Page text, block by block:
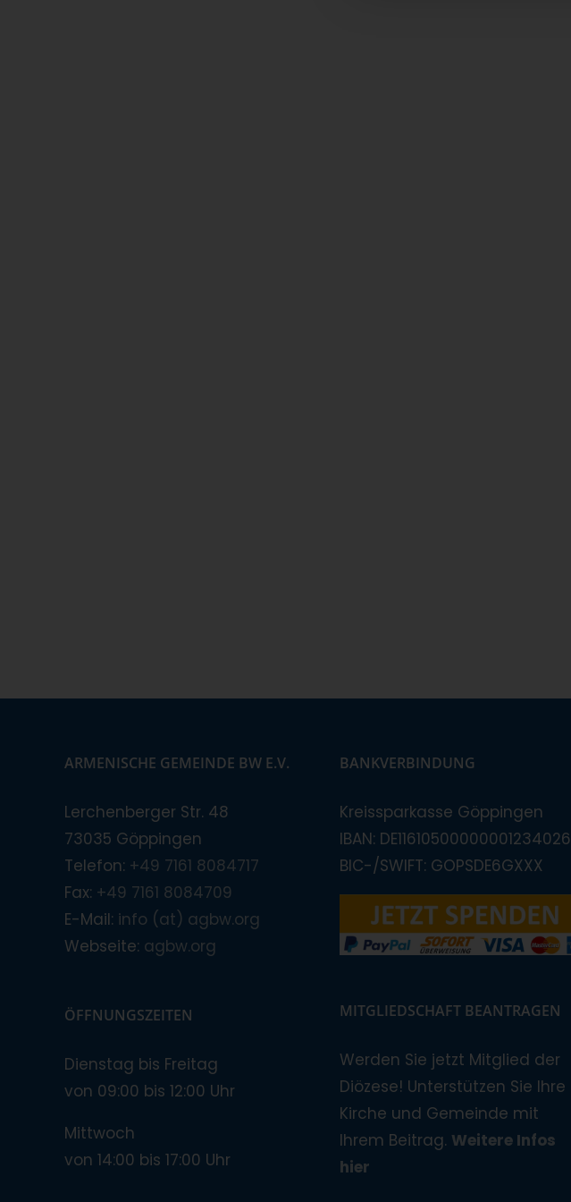
ARMENISCHE GEMEINDE BW E.V.
Lerchenberger Str. 48
73035 Göppingen
Telefon: +49 7161 8084717
Fax: +49 7161 8084709
E-Mail: info (at) agbw.org
Webseite: agbw.org
ÖFFNUNGSZEITEN
Dienstag bis Freitag
von 09:00 bis 12:00 Uhr
Mittwoch
von 14:00 bis 17:00 Uhr
BANKVERBINDUNG
Kreissparkasse Göppingen
IBAN: DE11610500000001234026
BIC-/SWIFT: GOPSDE6GXXX
MITGLIEDSCHAFT BEANTRAGEN
Werden Sie jetzt Mitglied der
Diözese! Unterstützen Sie Ihre
Kirche und Gemeinde mit
Ihrem Beitrag. Weitere Infos
hier